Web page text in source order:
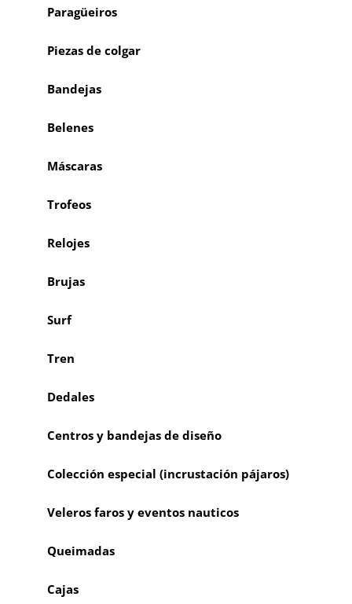
Paragüeiros
Piezas de colgar
Bandejas
Belenes
Máscaras
Trofeos
Relojes
Brujas
Surf
Tren
Dedales
Centros y bandejas de diseño
Colección especial (incrustación pájaros)
Veleros faros y eventos nauticos
Queimadas
Cajas